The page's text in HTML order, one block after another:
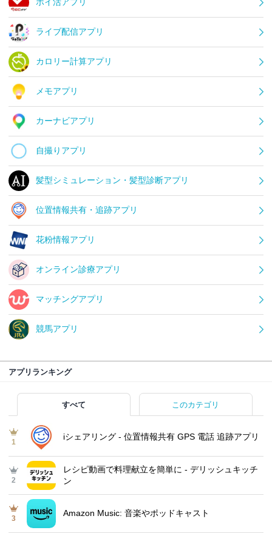
ライブ配信アプリ
カロリー計算アプリ
メモアプリ
カーナビアプリ
自撮りアプリ
髪型シミュレーション・髪型診断アプリ
位置情報共有・追跡アプリ
花粉情報アプリ
オンライン診療アプリ
マッチングアプリ
競馬アプリ
アプリランキング
すべて このカテゴリ
1
iシェアリング - 位置情報共有 GPS 電話 追跡アプリ
2
レシピ動画で料理献立を簡単‪に - デリッシュキッチ
ン
3
Amazon Music: 音楽やポッドキャスト